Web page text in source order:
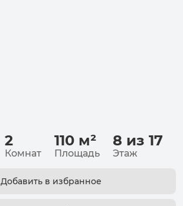
2
Комнат
110 м²
Площадь
8 из 17
Этаж
Добавить в избранное